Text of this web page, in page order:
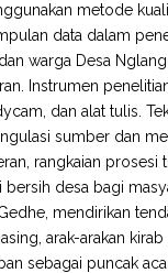
metode
data dalam
warga Desa
Instrumen
dan alat tulis.
sumber dan
rangkaian
desa bagi
mendirikan
arak-arakan
sebagai puncak